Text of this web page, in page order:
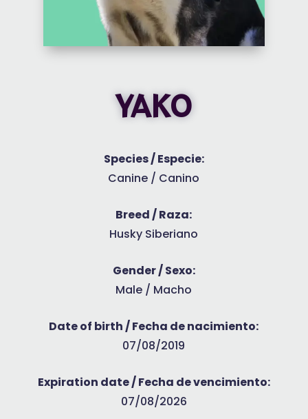
YAKO
Species / Especie:
Canine / Canino
Breed / Raza:
Husky Siberiano
Gender / Sexo:
Male / Macho
Date of birth / Fecha de nacimiento:
07/08/2019
Expiration date / Fecha de vencimiento:
07/08/2026